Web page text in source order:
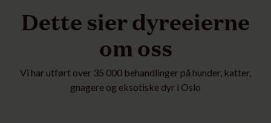
Dette sier dyreeierne
om oss
Vi har utført over 35 000 behandlinger på hunder, katter,
gnagere og eksotiske dyr i Oslo